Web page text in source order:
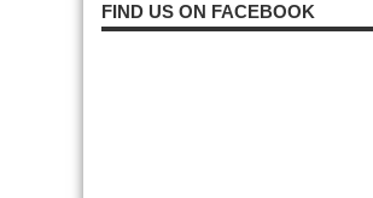
FIND US ON FACEBOOK